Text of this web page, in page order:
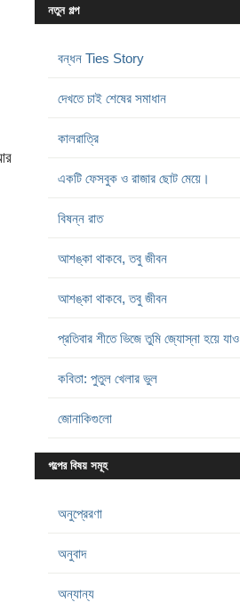
নতুন গল্প
বন্ধন Ties Story
দেখতে চাই শেষের সমাধান
কালরাত্রি
একটি ফেসবুক ও রাজার ছোট মেয়ে।
বিষন্ন রাত
আশঙ্কা থাকবে, তবু জীবন
আশঙ্কা থাকবে, তবু জীবন
প্রতিবার শীতে ভিজে তুমি জ্যোস্না হয়ে যাও
কবিতা: পুতুল খেলার ভুল
জোনাকিগুলো
গল্পের বিষয় সমূহ
অনুপ্রেরণা
অনুবাদ
অন্যান্য